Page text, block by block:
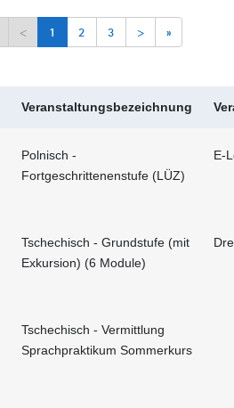
< 1 2 3 > »
Veranstaltungsbezeichnung
Polnisch -
Fortgeschrittenenstufe (LÜZ)
E-
Tschechisch - Grundstufe (mit
Exkursion) (6 Module)
Tschechisch - Vermittlung
Sprachpraktikum Sommerkurs